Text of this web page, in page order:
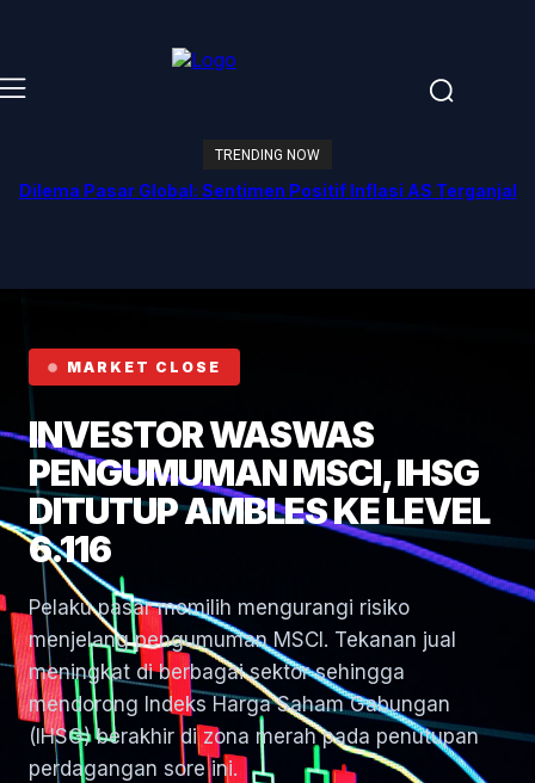
TRENDING NOW
Dilema Pasar Global: Sentimen Positif Inflasi AS Terganjal
MARKET CLOSE
INVESTOR WASWAS
PENGUMUMAN MSCI, IHSG
DITUTUP AMBLES KE LEVEL
6.116
Pelaku pasar memilih mengurangi risiko
menjelang pengumuman MSCI. Tekanan jual
meningkat di berbagai sektor sehingga
mendorong Indeks Harga Saham Gabungan
(IHSG) berakhir di zona merah pada penutupan
perdagangan sore ini.